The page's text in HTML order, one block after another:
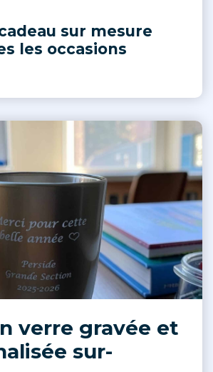
sur mesure
les occasions
verre gravée et
sur-